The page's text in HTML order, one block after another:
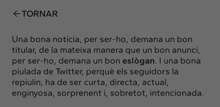
Contacte
info@intermedia.cat +34 934 157 662
TORNAR
Una bona notícia, per ser-ho, demana un bon
titular, de la mateixa manera que un bon anunci,
per ser-ho, demana un bon eslògan. I una bona
piulada de Twitter, perquè els seguidors la
repiulin, ha de ser curta, directa, actual,
enginyosa, sorprenent i, sobretot, intencionada.